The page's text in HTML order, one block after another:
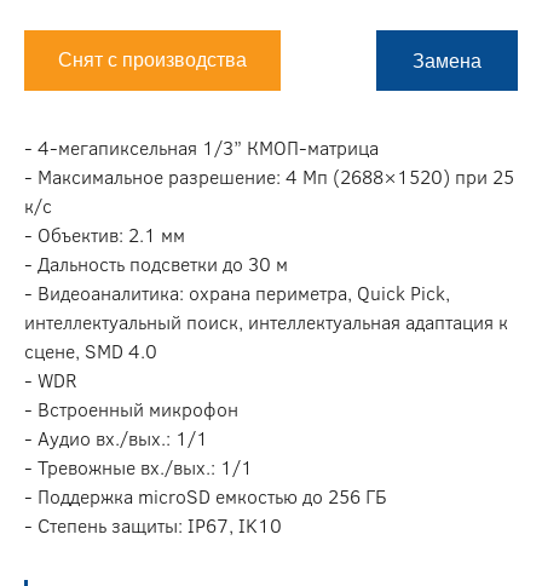
Снят с производства Замена
- 4-мегапиксельная 1/3” КМОП-матрица
- Максимальное разрешение: 4 Мп (2688×1520) при 25
к/с
- Объектив: 2.1 мм
- Дальность подсветки до 30 м
- Видеоаналитика: охрана периметра, Quick Pick,
интеллектуальный поиск, интеллектуальная адаптация к
сцене, SMD 4.0
- WDR
- Встроенный микрофон
- Аудио вх./вых.: 1/1
- Тревожные вх./вых.: 1/1
- Поддержка microSD емкостью до 256 ГБ
- Степень защиты: IP67, IK10